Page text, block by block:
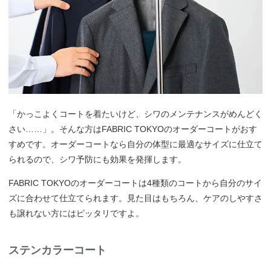
「かっこよくコートを着たいけど、シワのメンテナンスがめんどく
さい……」。そんな方はFABRIC TOKYOのオーダーコートがおす
すめです。オーダーコートなら自分の体型に最適なサイズに仕立て
られるので、シワ予防にも効果を発揮します。
FABRIC TOKYOのオーダーコートは4種類のコートから自分のサイ
ズに合わせて仕立てられます。見た目はもちろん、ケアのしやすさ
も譲れない方にはピッタリですよ。
ステンカラーコート